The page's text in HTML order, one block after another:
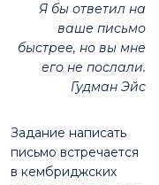
Я бы ответил на
ваше письмо
быстрее, но вы мне
его не послали.
Гудман Эйс
Задание написать
письмо встречается
в кембриджских